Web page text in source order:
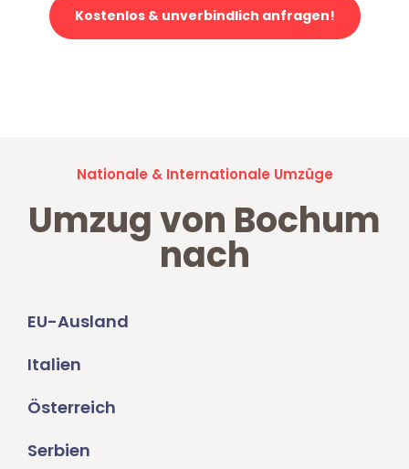
Kostenlos & unverbindlich anfragen!
Nationale & Internationale Umzüge
Umzug von Bochum
nach
EU-Ausland
Italien
Österreich
Serbien